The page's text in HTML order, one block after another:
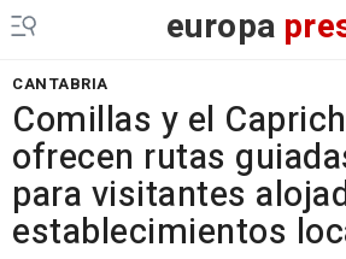
europa
CANTABRIA
Comillas y el
ofrecen rutas
para visitantes
establecimientos